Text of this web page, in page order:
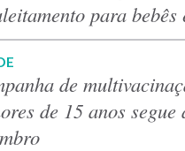
para bebês
de
de 15 anos segue